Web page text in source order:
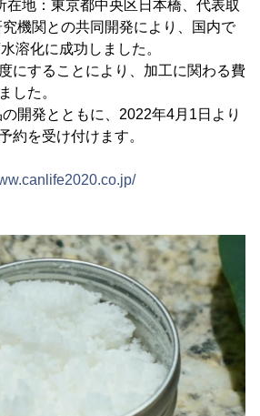
在地：東京都中央区日本橋、代表取
機関との共同開発により、国内で
溶化に成功しました。
にすることにより、加工に関わる費
した。
開発とともに、2022年4月1日より
約を受け付けます。